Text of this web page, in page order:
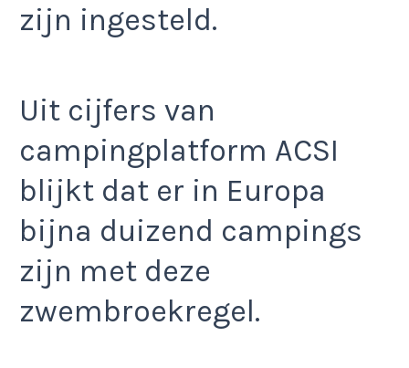
zijn ingesteld.
Uit cijfers van
campingplatform ACSI
blijkt dat er in Europa
bijna duizend campings
zijn met deze
zwembroekregel.